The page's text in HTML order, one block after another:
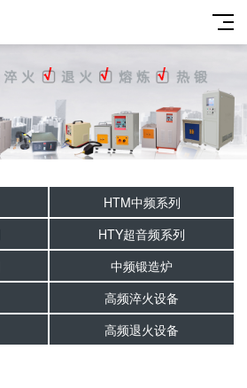
HTM中频系列
HTY超音频系列
中频锻造炉
高频淬火设备
高频退火设备